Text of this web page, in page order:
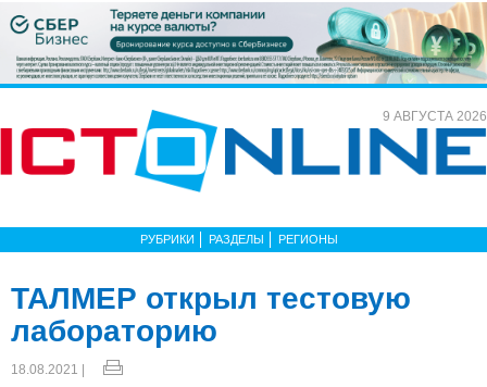
9 АВГУСТА 2026
РУБРИКИ РАЗДЕЛЫ РЕГИОНЫ
ТАЛМЕР открыл тестовую
лабораторию
18.08.2021 |